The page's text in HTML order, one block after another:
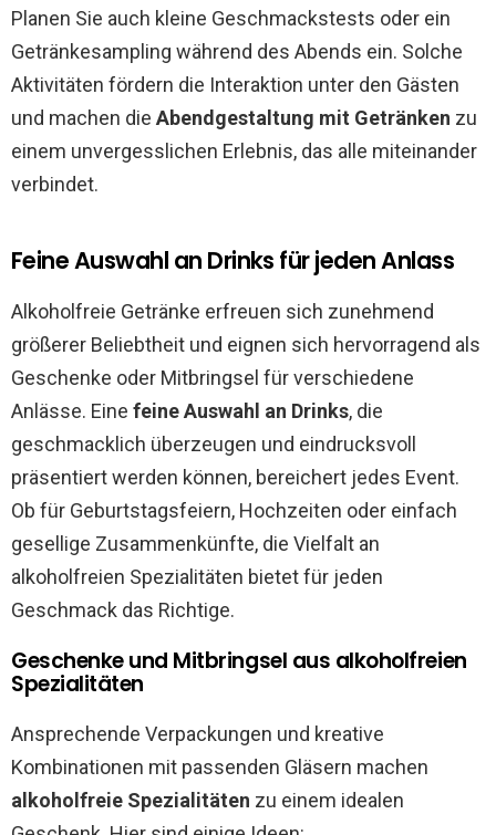
Planen Sie auch kleine Geschmackstests oder ein
Getränkesampling während des Abends ein. Solche
Aktivitäten fördern die Interaktion unter den Gästen
und machen die Abendgestaltung mit Getränken zu
einem unvergesslichen Erlebnis, das alle miteinander
verbindet.
Feine Auswahl an Drinks für jeden Anlass
Alkoholfreie Getränke erfreuen sich zunehmend
größerer Beliebtheit und eignen sich hervorragend als
Geschenke oder Mitbringsel für verschiedene
Anlässe. Eine feine Auswahl an Drinks, die
geschmacklich überzeugen und eindrucksvoll
präsentiert werden können, bereichert jedes Event.
Ob für Geburtstagsfeiern, Hochzeiten oder einfach
gesellige Zusammenkünfte, die Vielfalt an
alkoholfreien Spezialitäten bietet für jeden
Geschmack das Richtige.
Geschenke und Mitbringsel aus alkoholfreien
Spezialitäten
Ansprechende Verpackungen und kreative
Kombinationen mit passenden Gläsern machen
alkoholfreie Spezialitäten zu einem idealen